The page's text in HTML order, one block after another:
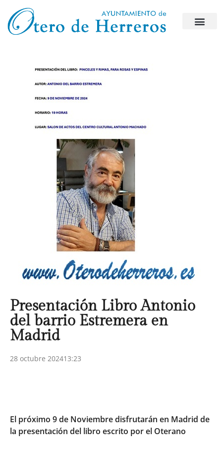
Presentación Libro Antonio
del barrio Estremera en
Madrid
28 octubre 202413:23
El próximo 9 de Noviembre disfrutarán en Madrid de
la presentación del libro escrito por el Oterano